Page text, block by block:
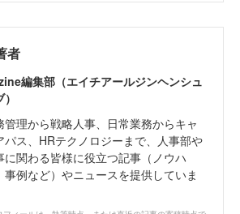
者
編集部（エイチアールジンヘンシュ
管理から戦略人事、日常業務からキャ
パス、HRテクノロジーまで、人事部や
に関わる皆様に役立つ記事（ノウハ
事例など）やニュースを提供していま